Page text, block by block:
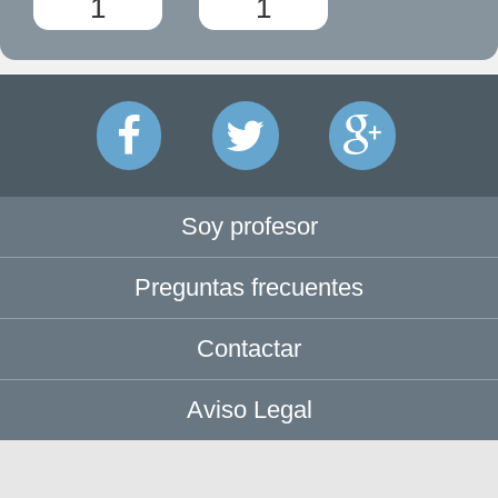
1 1
Soy profesor
Preguntas frecuentes
Contactar
Aviso Legal